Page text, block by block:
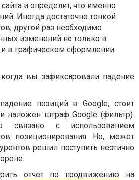
и определит, что именно
Иногда достаточно тонкой
другой раз необходимо
изменений не только в
в графическом оформлении
вы зафиксировали падение
позиций в Google, стоит
наложен штраф Google (фильтр).
связано с использованием
позиционирования. Но, может
решил поступить неэтично
отчет по продвижению на